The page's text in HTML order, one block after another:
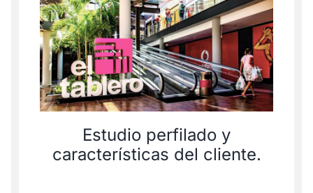
Estudio perfilado y
características del cliente.